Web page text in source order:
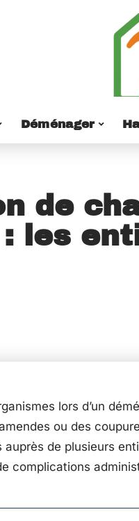
Déménager
de
: les
lors d’un
ou des
auprès de plusieurs
complications